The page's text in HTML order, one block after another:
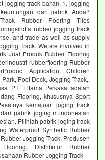
jogging track bahan. 1. jogging
dari pabrik Anda?
Rubber Flooring Tiles
rubber jogging track
and trade as well as supply
Track. We are involved in
Jual Produk Rubber Flooring
rubberflooring Rubber
Application: Children
Pool Deck, Jogging Track,.
PT. Eltama Perkasa adalah
Flooring, khususnya Sport
kemajuan joging track
pabrik joging m.indonesian
Pilihlah pabrik joging track
Waterproof Synthetic Rubber
Jogging Track, Produsen
Distributor Rubber
Rubber Jogging Track